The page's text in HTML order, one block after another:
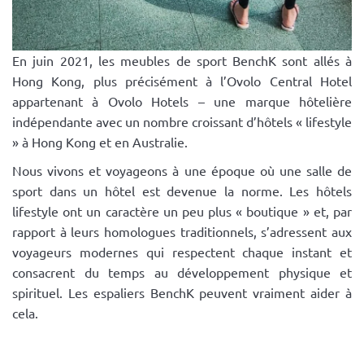
En juin 2021, les meubles de sport BenchK sont allés à
Hong Kong, plus précisément à l’Ovolo Central Hotel
appartenant à Ovolo Hotels – une marque hôtelière
indépendante avec un nombre croissant d’hôtels « lifestyle
» à Hong Kong et en Australie.
Nous vivons et voyageons à une époque où une salle de
sport dans un hôtel est devenue la norme. Les hôtels
lifestyle ont un caractère un peu plus « boutique » et, par
rapport à leurs homologues traditionnels, s’adressent aux
voyageurs modernes qui respectent chaque instant et
consacrent du temps au développement physique et
spirituel. Les espaliers BenchK peuvent vraiment aider à
cela.